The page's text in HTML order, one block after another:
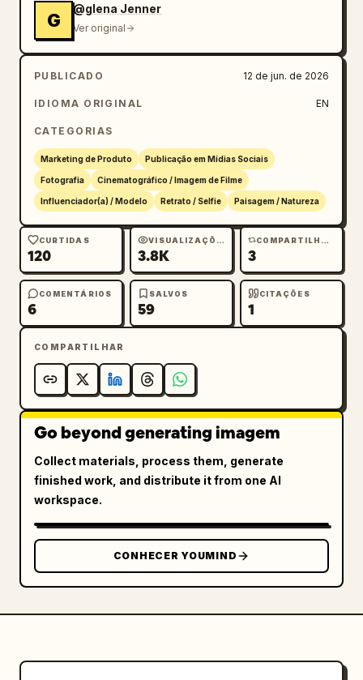
G
@glena Jenner
Ver original
PUBLICADO 12 de jun. de 2026
IDIOMA ORIGINAL EN
CATEGORIAS
Marketing de Produto Publicação em Mídias Sociais
Fotografia Cinematográfico / Imagem de Filme
Influenciador(a) / Modelo Retrato / Selfie Paisagem / Natureza
CURTIDAS
120
VISUALIZAÇÕES
3.8K
COMPARTILHAMENTOS
3
COMENTÁRIOS
6
SALVOS
59
CITAÇÕES
1
COMPARTILHAR
Go beyond generating imagem
Collect materials, process them, generate
finished work, and distribute it from one AI
workspace.
CONHECER YOUMIND